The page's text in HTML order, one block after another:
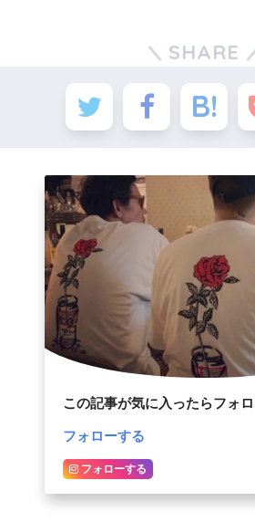
SHARE
この記事が気に入ったらフォ
フォローする
フォローする